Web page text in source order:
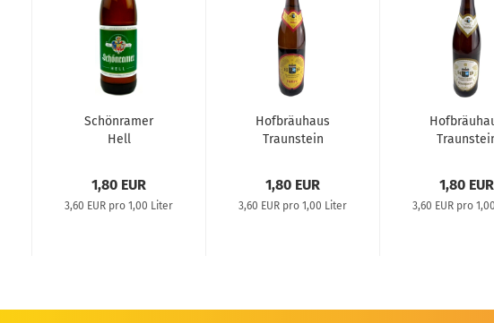
Schönramer
Hell
1,80 EUR
3,60 EUR pro 1,00 Liter
Hofbräuhaus
Traunstein
1,80 EUR
3,60 EUR pro 1,00 Liter
1,80 EUR
3,60 EUR pro